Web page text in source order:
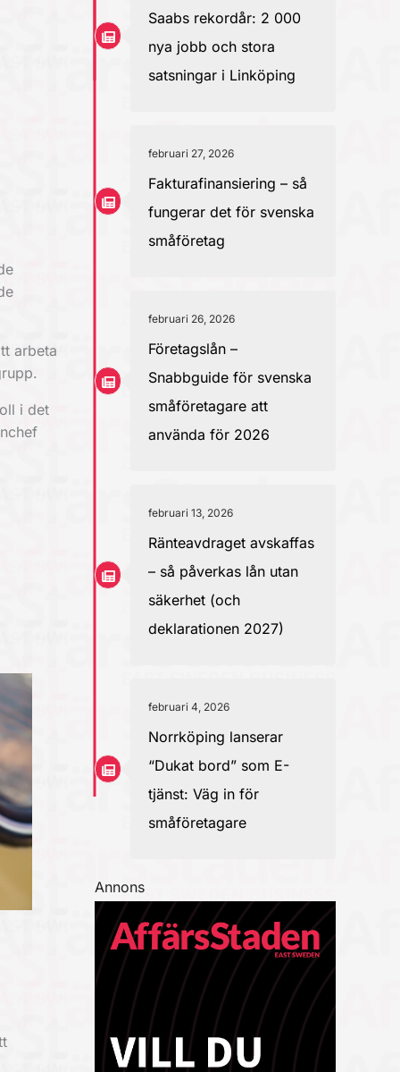
arbeta
i det
Saabs rekordår: 2 000
nya jobb och stora
satsningar i Linköping
februari 27, 2026
Fakturafinansiering – så
fungerar det för svenska
småföretag
februari 26, 2026
Företagslån –
Snabbguide för svenska
småföretagare att
använda för 2026
februari 13, 2026
Ränteavdraget avskaffas
– så påverkas lån utan
säkerhet (och
deklarationen 2027)
februari 4, 2026
Norrköping lanserar
“Dukat bord” som E-
tjänst: Väg in för
småföretagare
Annons